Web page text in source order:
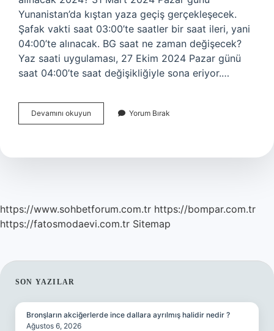
Yunanistan’da kıştan yaza geçiş gerçekleşecek.
Şafak vakti saat 03:00’te saatler bir saat ileri, yani
04:00’te alınacak. BG saat ne zaman değişecek?
Yaz saati uygulaması, 27 Ekim 2024 Pazar günü
saat 04:00’te saat değişikliğiyle sona eriyor.…
Devamını okuyun
Saat
Yorum Bırak
https://www.sohbetforum.com.tr https://bompar.com.tr
https://fatosmodaevi.com.tr Sitemap
SIDEBAR
SON YAZILAR
Bronşların akciğerlerde ince dallara ayrılmış halidir nedir ?
Ağustos 6, 2026